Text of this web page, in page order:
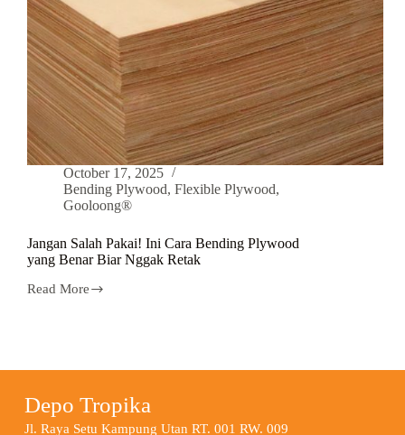
October 17, 2025
Bending Plywood, Flexible Plywood,
Gooloong®
Jangan Salah Pakai! Ini Cara Bending Plywood
yang Benar Biar Nggak Retak
Read More
Depo Tropika
Jl. Raya Setu Kampung Utan RT. 001 RW. 009